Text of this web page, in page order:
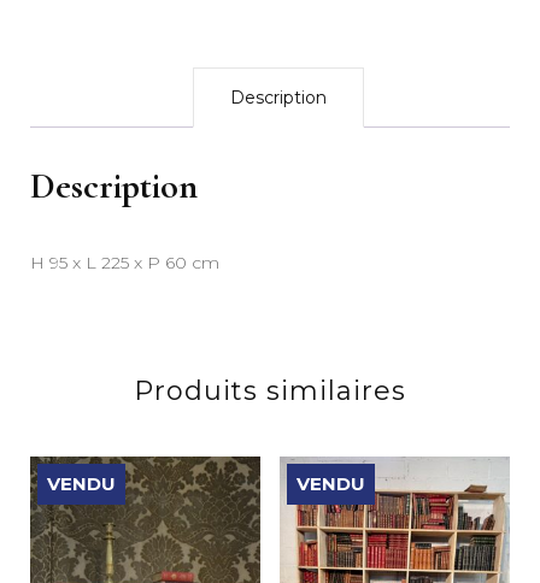
Description
Description
H 95 x L 225 x P 60 cm
Produits similaires
VENDU VENDU